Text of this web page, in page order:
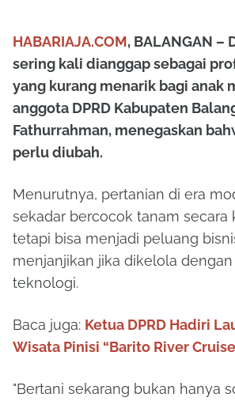
HABARIAJA.COM, BALANGAN –
sering kali dianggap sebagai
yang kurang menarik bagi anak
anggota DPRD Kabupaten
Fathurrahman, menegaskan
perlu diubah.
Menurutnya, pertanian di era
sekadar bercocok tanam secara
tetapi bisa menjadi peluang
menjanjikan jika dikelola
teknologi.
Baca juga: Ketua DPRD Hadiri
Wisata Pinisi “Barito River
"Bertani sekarang bukan hanya